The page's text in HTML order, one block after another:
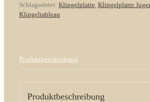
Messing
Menge
Schlagwörter: Klingelplatte, Klingelplatte
Klingeltableau
Produktbeschreibung
Produktbeschreibung